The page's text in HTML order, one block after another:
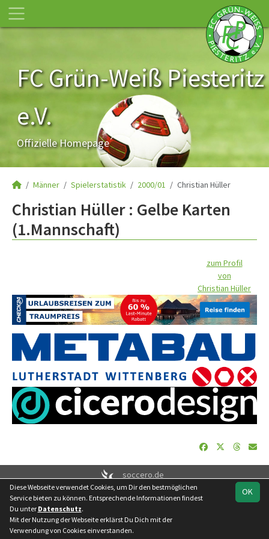
FC Grün-Weiß Piesteritz
e.V.
Offizielle Homepage
Männer Spielerstatistik 2000/01 Christian Hüller
Christian Hüller : Gelbe Karten
(1.Mannschaft)
zum Profil
von
Christian Hüller
soccero.de
© 2006 - 2026
Besucherstatistik Geburtstage Impressum
Datenschutz
Kontakt
OK
Diese Webseite verwendet Cookies, um Dir den bestmöglichen
Service bieten zu können. Entsprechende Informationen findest
Du unter Datenschutz.
Mit der Nutzung der Webseite erklärst Du Dich mit der
Verwendung von Cookies einverstanden.